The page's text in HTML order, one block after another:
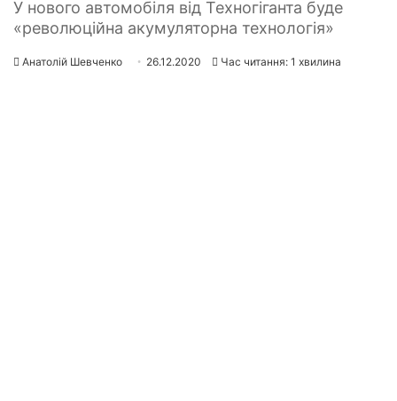
У нового автомобіля від Техногіганта буде
«революційна акумуляторна технологія»
Анатолій Шевченко 26.12.2020 Час читання: 1 хвилина